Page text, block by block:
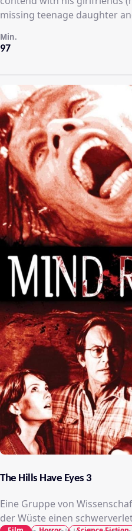
missing teenage daughter
97
Min.
The Hills Have Eyes 3
Eine Gruppe von
der Wüste einen